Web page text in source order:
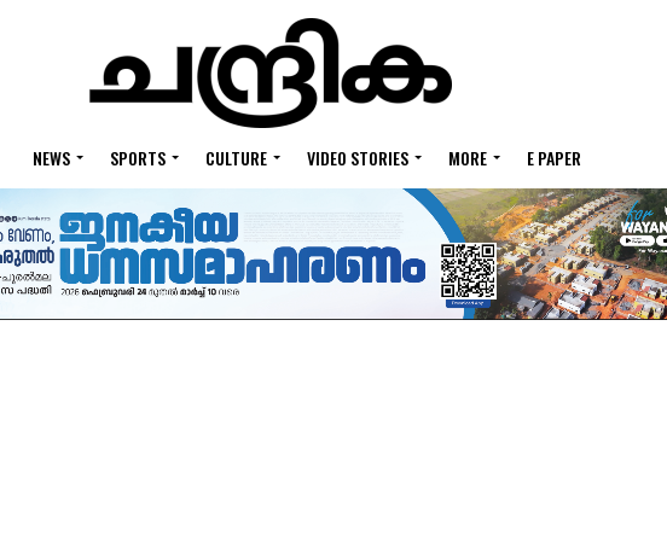
NEWS SPORTS CULTURE VIDEO STORIES MORE E PAPER